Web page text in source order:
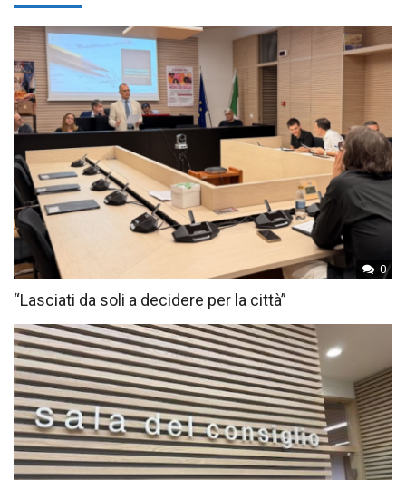
0
“Lasciati da soli a decidere per la città”